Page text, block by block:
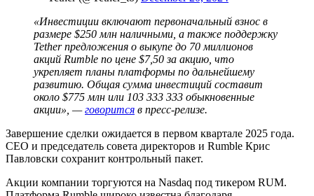
«Инвестиции включают первоначальный взнос в
размере $250 млн наличными, а также поддержку
Tether предложения о выкупе до 70 миллионов
акций Rumble по цене $7,50 за акцию, что
укрепляет планы платформы по дальнейшему
развитию. Общая сумма инвестиций составит
около $775 млн или 103 333 333 обыкновенные
акции», —говорится в пресс-релизе.
Завершение сделки ожидается в первом квартале 2025 года.
CEO и председатель совета директоров и Rumble Крис
Павловски сохранит контрольный пакет.
Акции компании торгуются на Nasdaq под тикером RUM.